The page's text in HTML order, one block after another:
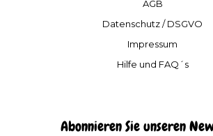
AGB
Datenschutz / DSGVO
Impressum
Hilfe und FAQ´s
Abonnieren Sie unseren